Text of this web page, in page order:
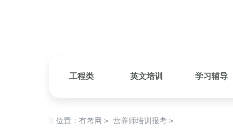
工程类 英文培训 学习辅导
位置： 有考网 > 营养师培训报考 >